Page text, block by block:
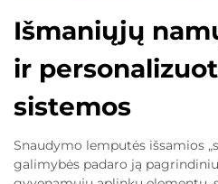
Išmaniųjų
ir
sistemos
Snaudymo lemputės išsamios
galimybės padaro ją